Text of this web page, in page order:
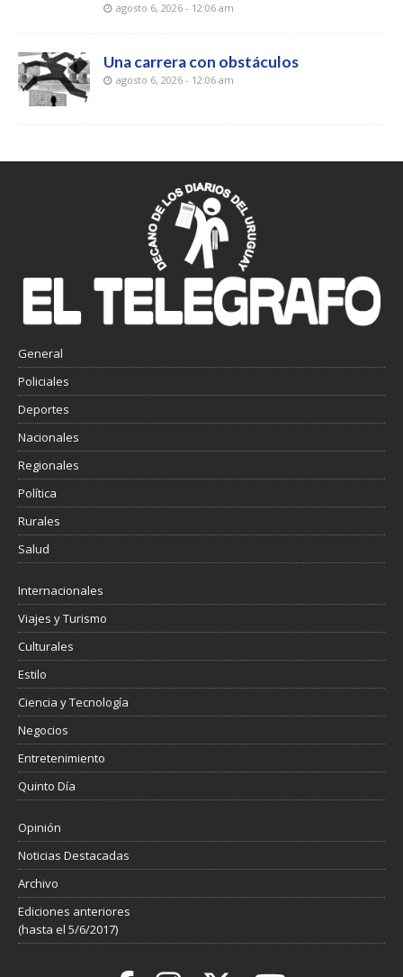
agosto 6, 2026 - 12:06 am
Una carrera con obstáculos
agosto 6, 2026 - 12:06 am
General
Policiales
Deportes
Nacionales
Regionales
Política
Rurales
Salud
Internacionales
Viajes y Turismo
Culturales
Estilo
Ciencia y Tecnología
Negocios
Entretenimiento
Quinto Día
Opinión
Noticias Destacadas
Archivo
Ediciones anteriores
(hasta el 5/6/2017)